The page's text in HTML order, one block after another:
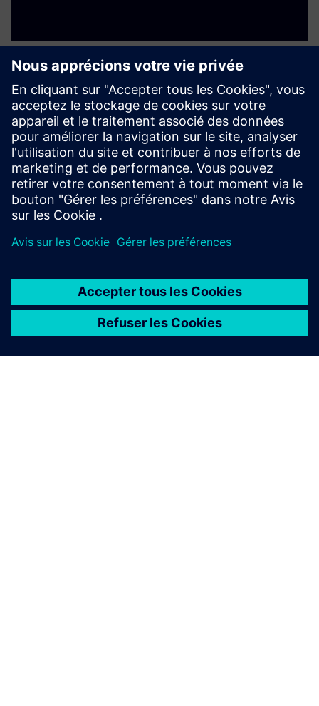
Implementing building control
technology
SmartTron fournit des solutions personnalisées pour les
bâtiments intelligents, l'efficacité énergétique et les
économies de coûts conformément à la réglementation
nationale.
En savoir plus